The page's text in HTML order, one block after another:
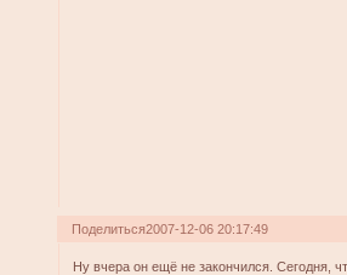
Поделиться2007-12-06 20:17:49
Ну вчера он ещё не закончился. Сегодня,